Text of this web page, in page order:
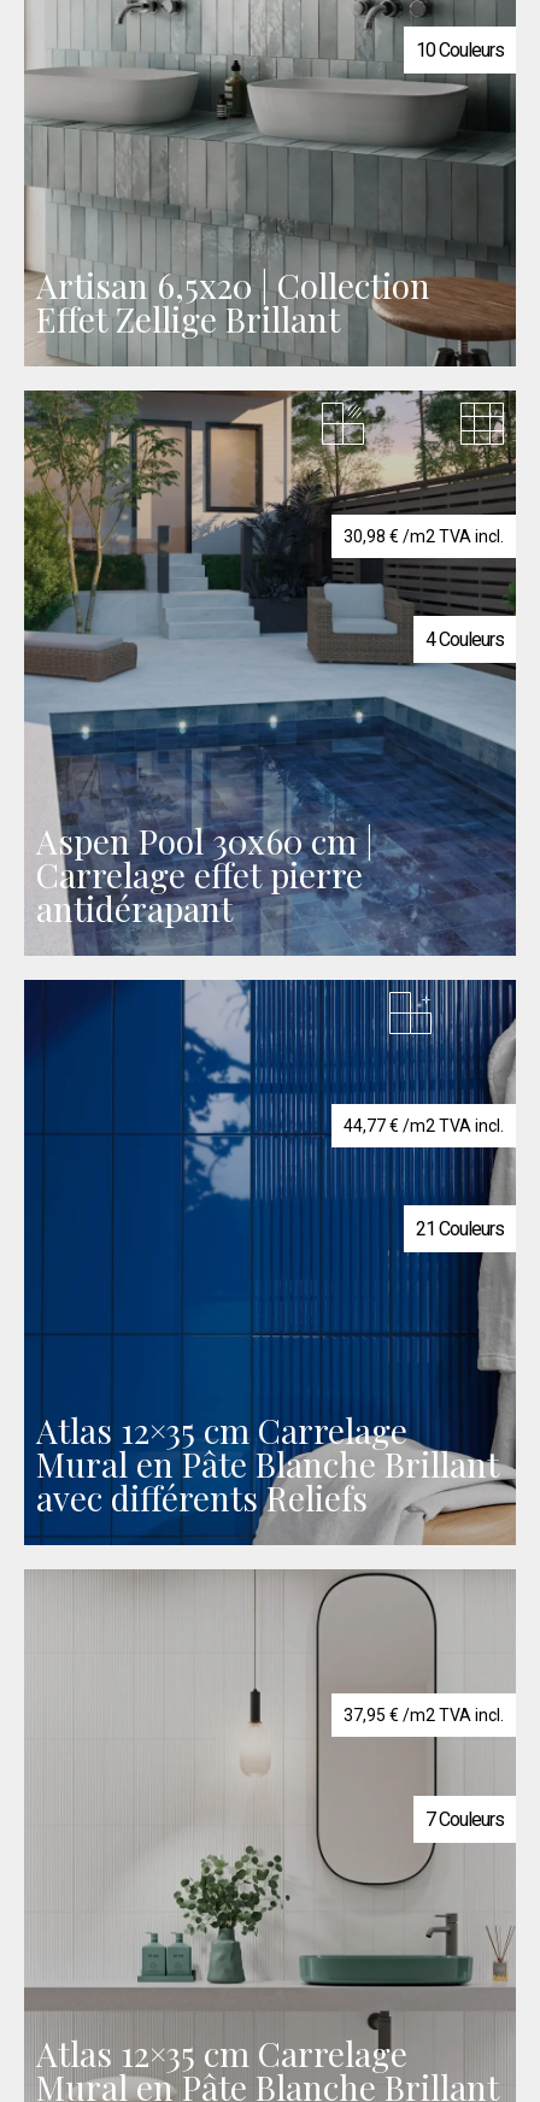
à
62,12 €
10 Couleurs
Artisan 6,5x20 | Collection
Effet Zellige Brillant
30,98 € /m2 TVA incl.
4 Couleurs
Aspen Pool 30x60 cm |
Carrelage effet pierre
antidérapant
44,77€ /m2 TVA incl.
21 Couleurs
Atlas 12×35 cm Carrelage
Mural en Pâte Blanche Brillant
avec différents Reliefs
37,95 € /m2 TVA incl.
7 Couleurs
Atlas 12×35 cm Carrelage
Mural en Pâte Blanche Brillant